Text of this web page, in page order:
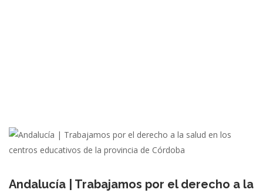
Andalucía | Trabajamos por el derecho a la